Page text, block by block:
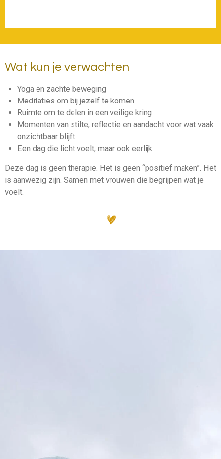
Wat kun je verwachten
Yoga en zachte beweging
Meditaties om bij jezelf te komen
Ruimte om te delen in een veilige kring
Momenten van stilte, reflectie en aandacht voor wat vaak
onzichtbaar blijft
Een dag die licht voelt, maar ook eerlijk
Deze dag is geen therapie. Het is geen “positief maken”. Het
is aanwezig zijn. Samen met vrouwen die begrijpen wat je
voelt.